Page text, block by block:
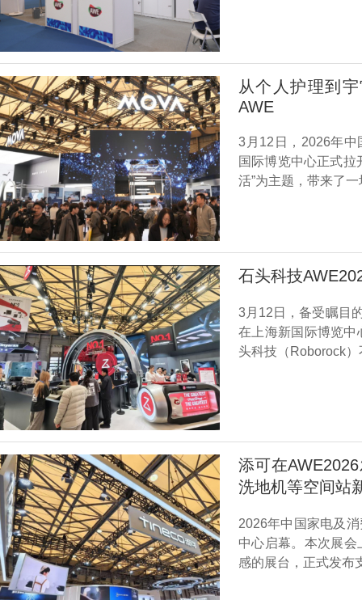
从个人护理到
AWE
3月12日，2026年中
国际博览中心正式拉
活”为主题，带来了
石头科技
3月12日，备受瞩目
在上海新国际博览中
头科技（Roborock
添可在
洗地机等空间站
2026年中国家电及
中心启幕。本次展
感的展台，正式发